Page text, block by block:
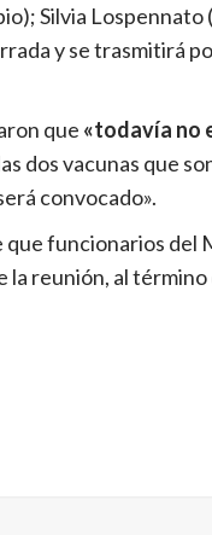
Silvia Lospennato
y se trasmitirá
que «todavía no
dos vacunas que
convocado».
que funcionarios
reunión, al